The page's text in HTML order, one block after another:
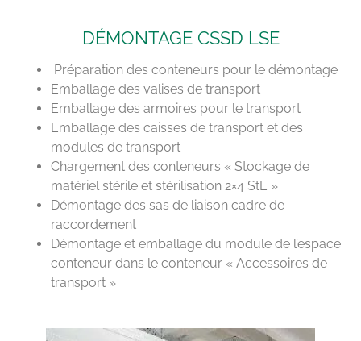
DÉMONTAGE CSSD LSE
Préparation des conteneurs pour le démontage
Emballage des valises de transport
Emballage des armoires pour le transport
Emballage des caisses de transport et des
modules de transport
Chargement des conteneurs « Stockage de
matériel stérile et stérilisation 2×4 StE »
Démontage des sas de liaison cadre de
raccordement
Démontage et emballage du module de l’espace
conteneur dans le conteneur « Accessoires de
transport »